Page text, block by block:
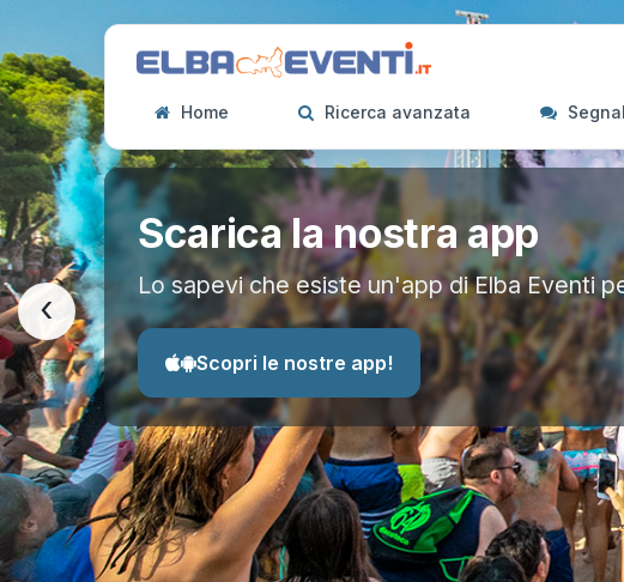
Home Ricerca avanzata
Scarica la nostra app
Lo sapevi che esiste un'app di Elba Eventi
Scopri le nostre app!
‹